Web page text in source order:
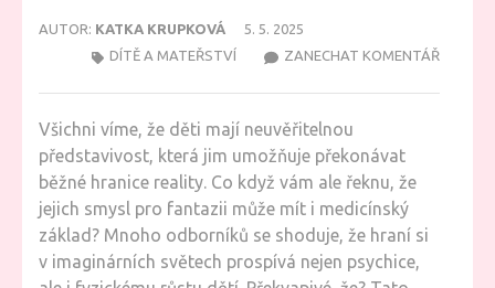
AUTOR: KATKA KRUPKOVÁ
5. 5. 2025
ZANECHAT KOMENTÁŘNA
DÍTĚ A MATEŘSTVÍ
Všichni víme, že děti mají neuvěřitelnou
představivost, která jim umožňuje překonávat
běžné hranice reality. Co když vám ale řeknu, že
jejich smysl pro fantazii může mít i medicínský
základ? Mnoho odborníků se shoduje, že hraní si
v imaginárních světech prospívá nejen psychice,